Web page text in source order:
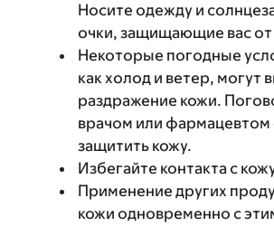
Носите одежду и
очки, защищающие вас от
Некоторые погодные
как холод и ветер, могут
раздражение кожи.
врачом или фармацевтом
защитить кожу.
Избегайте контакта с
Применение других
кожи одновременно с